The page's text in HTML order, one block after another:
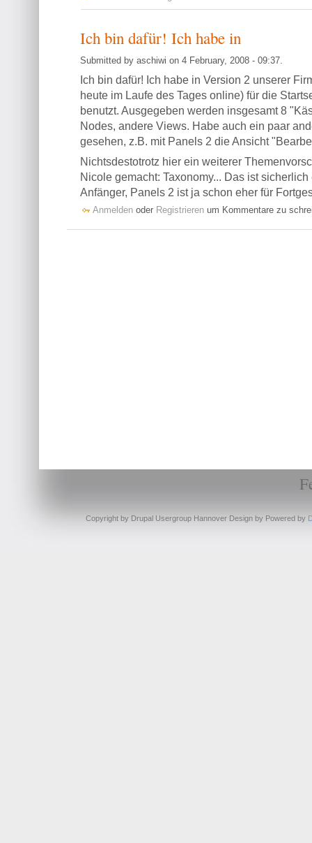
Ich bin dafür! Ich habe in
Submitted by aschiwi on 4 February, 2008 - 09:37.
Ich bin dafür! Ich habe in Version 2 unserer
heute im Laufe des Tages online) für die
benutzt. Ausgegeben werden insgesamt 8
Nodes, andere Views. Habe auch ein paar
gesehen, z.B. mit Panels 2 die Ansicht
Nichtsdestotrotz hier ein weiterer
Nicole gemacht: Taxonomy... Das ist
Anfänger, Panels 2 ist ja schon eher für
Anmelden oder Registrieren um Kommentare zu
Copyright by Drupal Usergroup Hannover Design by Powered by